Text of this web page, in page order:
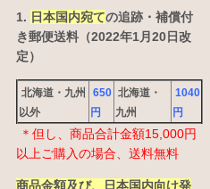
1. 日本国内宛ての追跡・補償付
き郵便送料（2022年1月20日改
定）
北海道・九州
以外
650
円
北海道・
九州
1040
円
＊但し、商品合計金額15,000円
以上ご購入の場合、送料無料
商品金額及び、日本国内向け発